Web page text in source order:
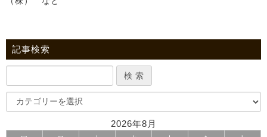
記事検索
2026年8月